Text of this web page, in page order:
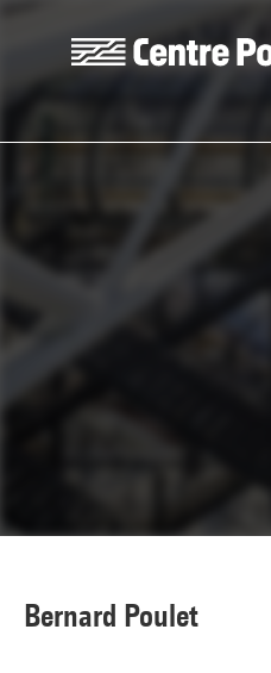
Bernard Poulet